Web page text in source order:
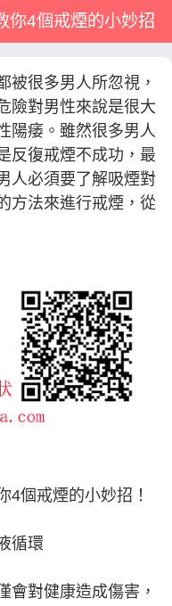
你4個戒煙的小妙招
被很多男人所忽視，
險對男性來說是很大
陽痿。雖然很多男人
反復戒煙不成功，最
人必須要了解吸煙對
方法來進行戒煙，從
4個戒煙的小妙招！
循環
會對健康造成傷害，